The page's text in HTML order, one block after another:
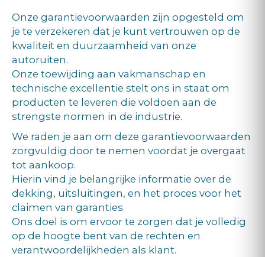
Onze garantievoorwaarden zijn opgesteld om
je te verzekeren dat je kunt vertrouwen op de
kwaliteit en duurzaamheid van onze
autoruiten.
Onze toewijding aan vakmanschap en
technische excellentie stelt ons in staat om
producten te leveren die voldoen aan de
strengste normen in de industrie.
We raden je aan om deze garantievoorwaarden
zorgvuldig door te nemen voordat je overgaat
tot aankoop.
Hierin vind je belangrijke informatie over de
dekking, uitsluitingen, en het proces voor het
claimen van garanties.
Ons doel is om ervoor te zorgen dat je volledig
op de hoogte bent van de rechten en
verantwoordelijkheden als klant.